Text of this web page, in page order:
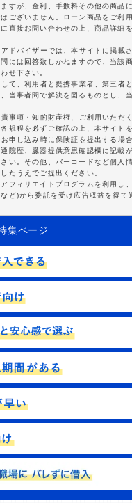
すが、金利、手数料その他の商品
ございません。ローン商品をご利
直接お問い合わせの上、商品詳細
ドバイザーでは、本サイトに掲載
には回答致しかねますので、当該
せ下さい。
て、利用者と提携事業者、第三者
当事者間で解決を図るものとし、
事項・知的財産権、ご利用いただ
規程を必ずご確認の上、本サイト
申し込み時に保険証を提出する場
院歴、臓器提供意思確認欄に記載
い。その他、バーコードなど個人
たうえでご提出ください。
フィリエイトプログラムを利用し
ど)から委託を受け広告収益を得て
集ページ